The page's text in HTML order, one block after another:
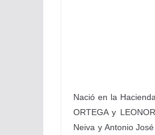
Nació en la Hacienda
ORTEGA y
Neiva y Antonio